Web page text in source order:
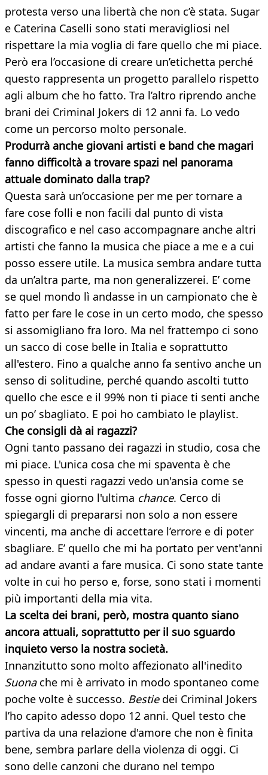
protesta verso una libertà che non c’è stata. Sugar
e Caterina Caselli sono stati meravigliosi nel
rispettare la mia voglia di fare quello che mi piace.
Però era l’occasione di creare un’etichetta perché
questo rappresenta un progetto parallelo rispetto
agli album che ho fatto. Tra l’altro riprendo anche
brani dei Criminal Jokers di 12 anni fa. Lo vedo
come un percorso molto personale.
Produrrà anche giovani artisti e band che magari
fanno difficoltà a trovare spazi nel panorama
attuale dominato dalla trap?
Questa sarà un’occasione per me per tornare a
fare cose folli e non facili dal punto di vista
discografico e nel caso accompagnare anche altri
artisti che fanno la musica che piace a me e a cui
posso essere utile. La musica sembra andare tutta
da un’altra parte, ma non generalizzerei. E’ come
se quel mondo lì andasse in un campionato che è
fatto per fare le cose in un certo modo, che spesso
si assomigliano fra loro. Ma nel frattempo ci sono
un sacco di cose belle in Italia e soprattutto
all'estero. Fino a qualche anno fa sentivo anche un
senso di solitudine, perché quando ascolti tutto
quello che esce e il 99% non ti piace ti senti anche
un po’ sbagliato. E poi ho cambiato le playlist.
Che consigli dà ai ragazzi?
Ogni tanto passano dei ragazzi in studio, cosa che
mi piace. L'unica cosa che mi spaventa è che
spesso in questi ragazzi vedo un'ansia come se
fosse ogni giorno l'ultima chance. Cerco di
spiegargli di prepararsi non solo a non essere
vincenti, ma anche di accettare l’errore e di poter
sbagliare. E’ quello che mi ha portato per vent'anni
ad andare avanti a fare musica. Ci sono state tante
volte in cui ho perso e, forse, sono stati i momenti
più importanti della mia vita.
La scelta dei brani, però, mostra quanto siano
ancora attuali, soprattutto per il suo sguardo
inquieto verso la nostra società.
Innanzitutto sono molto affezionato all'inedito
Suona che mi è arrivato in modo spontaneo come
poche volte è successo. Bestiedei Criminal Jokers
l’ho capito adesso dopo 12 anni. Quel testo che
partiva da una relazione d'amore che non è finita
bene, sembra parlare della violenza di oggi. Ci
sono delle canzoni che durano nel tempo